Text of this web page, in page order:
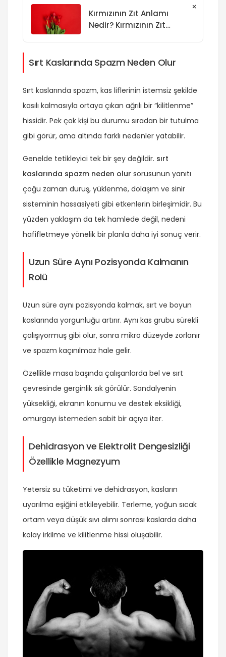
Kırmızının Zıt Anlamı
Nedir? Kırmızının Zıt
×
Sırt Kaslarında Spazm Neden Olur
Sırt kaslarında spazm, kas liflerinin istemsiz şekilde
kasılı kalmasıyla ortaya çıkan ağrılı bir “kilitlenme”
hissidir. Pek çok kişi bu durumu sıradan bir tutulma
gibi görür, ama altında farklı nedenler yatabilir.
Genelde tetikleyici tek bir şey değildir. sırt
kaslarında spazm neden olur sorusunun yanıtı
çoğu zaman duruş, yüklenme, dolaşım ve sinir
sisteminin hassasiyeti gibi etkenlerin birleşimidir. Bu
yüzden yaklaşım da tek hamlede değil, nedeni
hafifletmeye yönelik bir planla daha iyi sonuç verir.
Uzun Süre Aynı Pozisyonda Kalmanın
Rolü
Uzun süre aynı pozisyonda kalmak, sırt ve boyun
kaslarında yorgunluğu artırır. Aynı kas grubu sürekli
çalışıyormuş gibi olur, sonra mikro düzeyde zorlanır
ve spazm kaçınılmaz hale gelir.
Özellikle masa başında çalışanlarda bel ve sırt
çevresinde gerginlik sık görülür. Sandalyenin
yüksekliği, ekranın konumu ve destek eksikliği,
omurgayı istemeden sabit bir açıya iter.
Dehidrasyon ve Elektrolit Dengesizliği
Özellikle Magnezyum
Yetersiz su tüketimi ve dehidrasyon, kasların
uyarılma eşiğini etkileyebilir. Terleme, yoğun sıcak
ortam veya düşük sıvı alımı sonrası kaslarda daha
kolay irkilme ve kilitlenme hissi oluşabilir.